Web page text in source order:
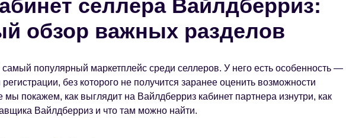
селлера Вайлдберриз:
обзор важных разделов
популярный маркетплейс среди селлеров. У него есть особенность —
без которого не получится заранее оценить возможности
покажем, как выглядит на Вайлдберриз кабинет партнера изнутри, как
Вайлдберриз и что там можно найти.